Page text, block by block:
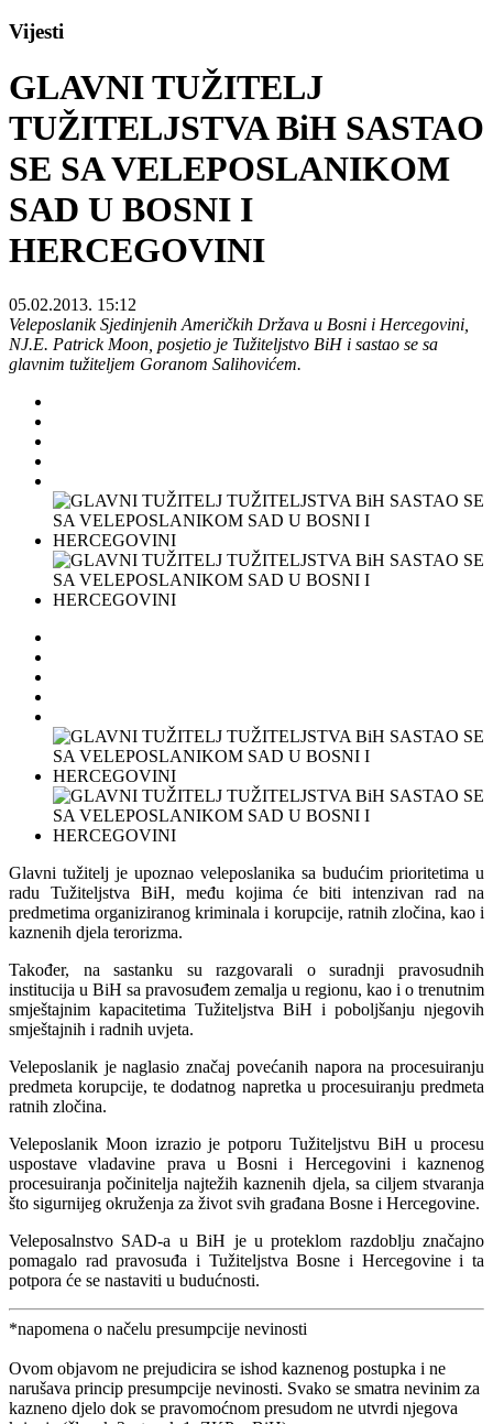
Vijesti
GLAVNI TUŽITELJ
TUŽITELJSTVA BiH SASTAO
SE SA VELEPOSLANIKOM
SAD U BOSNI I
HERCEGOVINI
05.02.2013. 15:12
Veleposlanik Sjedinjenih Američkih Država u Bosni i Hercegovini,
NJ.E. Patrick Moon, posjetio je Tužiteljstvo BiH i sastao se sa
glavnim tužiteljem Goranom Salihovićem.
Glavni tužitelj je upoznao veleposlanika sa budućim prioritetima u
radu Tužiteljstva BiH, među kojima će biti intenzivan rad na
predmetima organiziranog kriminala i korupcije, ratnih zločina, kao i
kaznenih djela terorizma.
Također, na sastanku su razgovarali o suradnji pravosudnih
institucija u BiH sa pravosuđem zemalja u regionu, kao i o trenutnim
smještajnim kapacitetima Tužiteljstva BiH i poboljšanju njegovih
smještajnih i radnih uvjeta.
Veleposlanik je naglasio značaj povećanih napora na procesuiranju
predmeta korupcije, te dodatnog napretka u procesuiranju predmeta
ratnih zločina.
Veleposlanik Moon izrazio je potporu Tužiteljstvu BiH u procesu
uspostave vladavine prava u Bosni i Hercegovini i kaznenog
procesuiranja počinitelja najtežih kaznenih djela, sa ciljem stvaranja
što sigurnijeg okruženja za život svih građana Bosne i Hercegovine.
Veleposalnstvo SAD-a u BiH je u proteklom razdoblju značajno
pomagalo rad pravosuđa i Tužiteljstva Bosne i Hercegovine i ta
potpora će se nastaviti u budućnosti.
*napomena o načelu presumpcije nevinosti
Ovom objavom ne prejudicira se ishod kaznenog postupka i ne
narušava princip presumpcije nevinosti. Svako se smatra nevinim za
kazneno djelo dok se pravomoćnom presudom ne utvrdi njegova